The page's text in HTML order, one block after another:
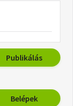
Publikálás
Belépek